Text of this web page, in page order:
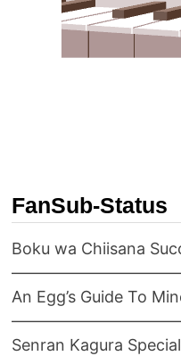
FanSub-Status
Boku wa Chiisana
An Egg’s Guide To
Senran Kagura